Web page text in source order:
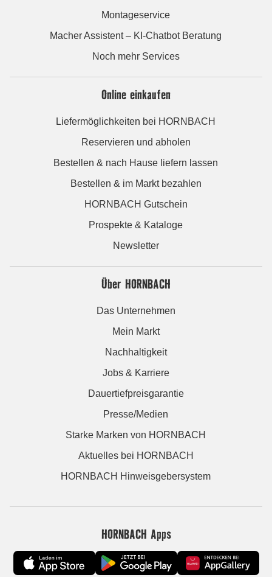
Montageservice
Macher Assistent – KI-Chatbot Beratung
Noch mehr Services
Online einkaufen
Liefermöglichkeiten bei HORNBACH
Reservieren und abholen
Bestellen & nach Hause liefern lassen
Bestellen & im Markt bezahlen
HORNBACH Gutschein
Prospekte & Kataloge
Newsletter
Über HORNBACH
Das Unternehmen
Mein Markt
Nachhaltigkeit
Jobs & Karriere
Dauertiefpreisgarantie
Presse/Medien
Starke Marken von HORNBACH
Aktuelles bei HORNBACH
HORNBACH Hinweisgebersystem
HORNBACH Apps